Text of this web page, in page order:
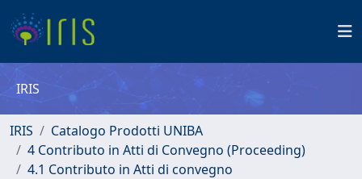
IRIS
IRIS
Catalogo Prodotti UNIBA
4 Contributo in Atti di Convegno (Proceeding)
4.1 Contributo in Atti di convegno